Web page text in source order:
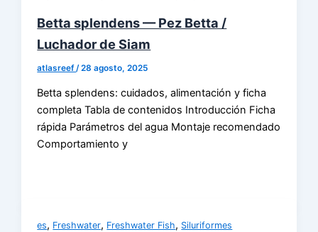
Betta splendens — Pez Betta /
Luchador de Siam
atlasreef /28 agosto, 2025
Betta splendens: cuidados, alimentación y ficha
completa Tabla de contenidos Introducción Ficha
rápida Parámetros del agua Montaje recomendado
Comportamiento y
es, Freshwater, Freshwater Fish, Siluriformes